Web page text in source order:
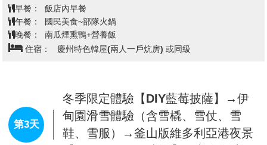
的觀光景點。整個園區由東宮植物園、農業體驗設施、
鳥園三部分組成，尤其這裡的溫室植物園是仿照新羅時
代傳統建築而建成的玻璃屋，堪稱一大特色。
【東宮與月池】東宮與月池是新羅王宮的離宮，與其
池」。1980年代，發現了陶器碎片上寫著「月池」，才
重新釐清這裡原是有「映月之池之意」的「月池」。因
此重新正名「東宮與月池」。
【慶州皇理團路】皇理團路過去是皇南洞鮑石路一帶
早餐：
飯店內早餐
午餐：
國民美食~部隊火鍋
晚餐：
南瓜煙熏鴨+營養飯
住宿：
慶州特色韓屋(兩人一戶炕房) 或同級
第3天
冬季限定體驗【DIY藍莓披薩】→伊
甸園滑雪體驗（含雪橇、雪仗、雪
鞋、雪服）→釜山版維多利亞港夜景